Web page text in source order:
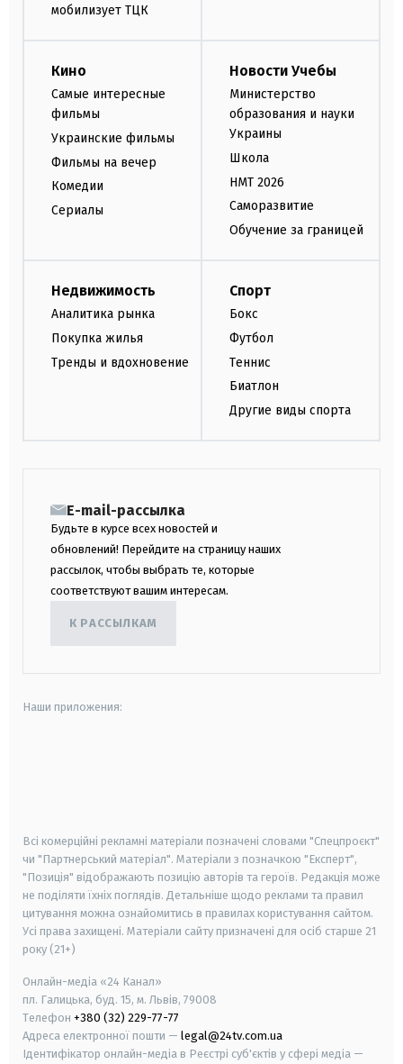
мобилизует ТЦК
Кино
Самые интересные
фильмы
Украинские фильмы
Фильмы на вечер
Комедии
Сериалы
Новости Учебы
Министерство
образования и науки
Украины
Школа
НМТ 2026
Саморазвитие
Обучение за границей
Недвижимость
Аналитика рынка
Покупка жилья
Тренды и вдохновение
Спорт
Бокс
Футбол
Теннис
Биатлон
Другие виды спорта
E-mail-рассылка
Будьте в курсе всех новостей и
обновлений! Перейдите на страницу наших
рассылок, чтобы выбрать те, которые
соответствуют вашим интересам.
К РАССЫЛКАМ
Наши приложения:
Всі комерційні рекламні матеріали позначені словами "Спецпроєкт"
чи "Партнерський матеріал". Матеріали з позначкою "Експерт",
"Позиція" відображають позицію авторів та героїв. Редакція може
не поділяти їхніх поглядів. Детальніше щодо реклами та правил
цитування можна ознайомитись в правилах користування сайтом.
Усі права захищені. Матеріали сайту призначені для осіб старше 21
року (21+)
Онлайн-медіа «24 Канал»
пл. Галицька, буд. 15, м. Львів, 79008
Телефон +380 (32) 229-77-77
Адреса електронної пошти — legal@24tv.com.ua
Ідентифікатор онлайн-медіа в Реєстрі суб'єктів у сфері медіа —